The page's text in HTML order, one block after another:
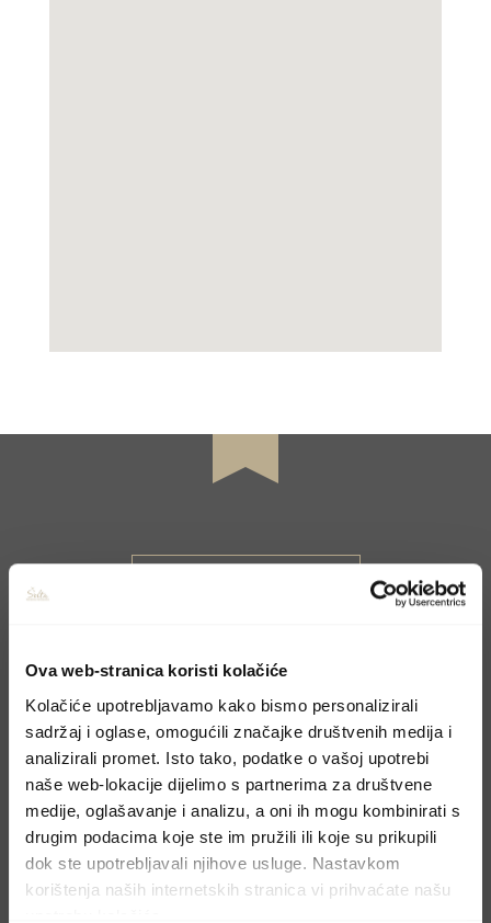
Ova web-stranica koristi kolačiće
Kolačiće upotrebljavamo kako bismo personalizirali
sadržaj i oglase, omogućili značajke društvenih medija i
analizirali promet. Isto tako, podatke o vašoj upotrebi
naše web-lokacije dijelimo s partnerima za društvene
medije, oglašavanje i analizu, a oni ih mogu kombinirati s
drugim podacima koje ste im pružili ili koje su prikupili
dok ste upotrebljavali njihove usluge. Nastavkom
korištenja naših internetskih stranica vi prihvaćate našu
Buchen Sie Ihren
Aufenthalt
Molimo, pošaljite upit preko kontakt forme i
odgovoriti ćemo u najskorijem mogućem
roku.